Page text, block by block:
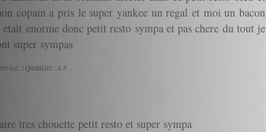
copain a pris le super yankee un regal et moi un bacon
enorme donc petit resto sympa et pas chere du tout je
super sympas
| Quantité : 4.5
tres chouette petit resto et super sympa